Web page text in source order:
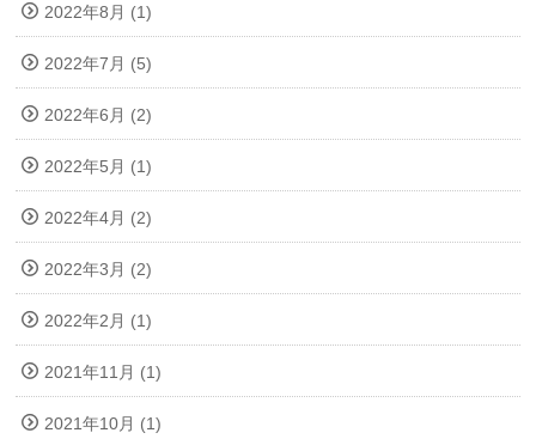
2022年8月 (1)
2022年7月 (5)
2022年6月 (2)
2022年5月 (1)
2022年4月 (2)
2022年3月 (2)
2022年2月 (1)
2021年11月 (1)
2021年10月 (1)